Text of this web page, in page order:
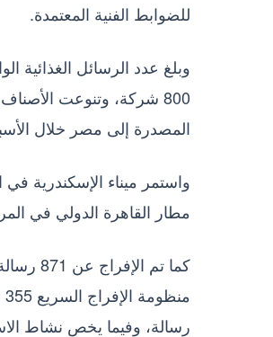
للضوابط الفنية المعتمدة.
800 شركة، وتنوعت
المصدرة إلى مصر خلال الأسبوع الماضي من بين 70 دولة،
مطار القاهرة الدولي في المركز الثاني بـــ 356 رسالة،
كما
رسالة، وفيما يخص نشاط الاستيراد،